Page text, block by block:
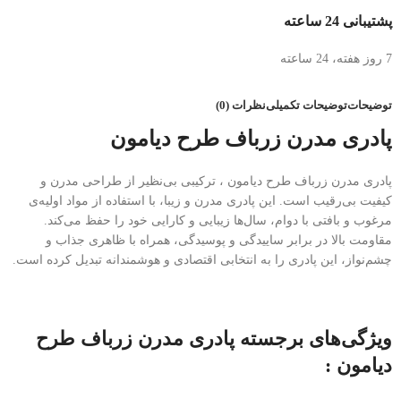
پشتیبانی 24 ساعته
7 روز هفته، 24 ساعته
توضیحاتتوضیحات تکمیلینظرات (0)
پادری مدرن زرباف طرح دیامون
پادری مدرن زرباف طرح دیامون ، ترکیبی بی‌نظیر از طراحی مدرن و
کیفیت بی‌رقیب است. این پادری مدرن و زیبا، با استفاده از مواد اولیه‌ی
مرغوب و بافتی با دوام، سال‌ها زیبایی و کارایی خود را حفظ می‌کند.
مقاومت بالا در برابر ساییدگی و پوسیدگی، همراه با ظاهری جذاب و
چشم‌نواز، این پادری را به انتخابی اقتصادی و هوشمندانه تبدیل کرده است.
ویژگی‌های برجسته پادری مدرن زرباف طرح
دیامون :